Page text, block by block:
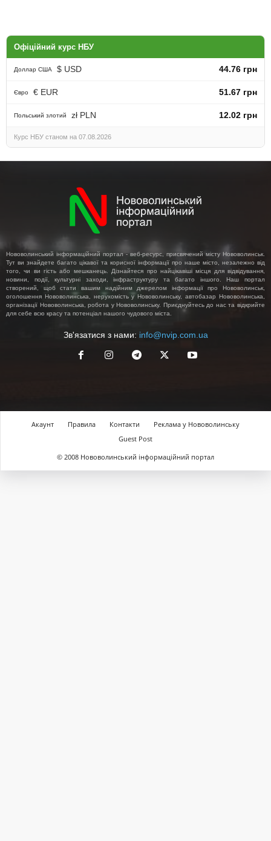
Офіційний курс НБУ
Доллар США $ USD 44.76 грн
Євро € EUR 51.67 грн
Польський злотий zł PLN 12.02 грн
Курс НБУ станом на 07.08.2026
Нововолинський інформаційний портал - веб-ресурс, присвячений місту Нововолинськ.
Тут ви знайдете багато цікавої та корисної інформації про наше місто, незалежно від
того, чи ви гість або мешканець. Дізнайтеся про найцікавіші місця для відвідування,
новини, події, культурні заходи, інфраструктуру та багато іншого. Наш портал
створений, щоб стати вашим надійним джерелом інформації про Нововолинськ,
оголошення Нововолинська, нерухомість у Нововолинську, автобазар Нововолинська,
організації Нововолинська, робота у Нововолинську. Приєднуйтесь до нас та відкрийте
для себе всю красу та потенціал нашого чудового міста.
Зв'язатися з нами: info@nvip.com.ua
Акаунт Правила Контакти
Реклама у Нововолинську
Guest Post
© 2008 Нововолинський інформаційний портал